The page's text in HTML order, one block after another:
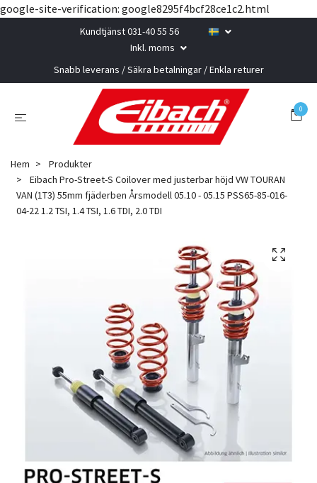
google-site-verification: google8295f4bcf28ce1c2.html
Kundtjänst 031-40 55 56
Inkl. moms
Snabb leverans / Säkra betalningar / Enkla returer
0
Hem
Produkter
Eibach Pro-Street-S Coilover med justerbar höjd VW TOURAN
VAN (1T3) 55mm fjäderben Årsmodell 05.10 - 05.15 PSS65-85-016-
04-22 1.2 TSI, 1.4 TSI, 1.6 TDI, 2.0 TDI